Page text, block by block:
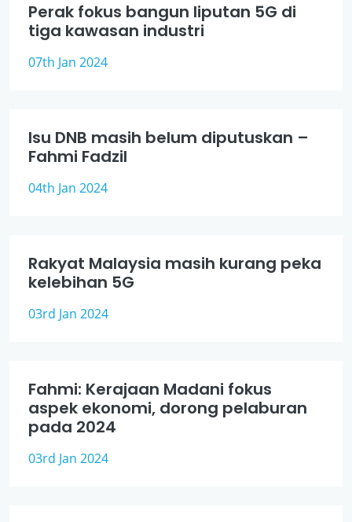
Perak fokus bangun liputan 5G di
tiga kawasan industri
07th Jan 2024
Isu DNB masih belum diputuskan –
Fahmi Fadzil
04th Jan 2024
Rakyat Malaysia masih kurang peka
kelebihan 5G
03rd Jan 2024
Fahmi: Kerajaan Madani fokus
aspek ekonomi, dorong pelaburan
pada 2024
03rd Jan 2024